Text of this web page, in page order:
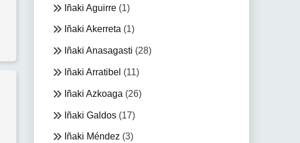
Iñaki Aguirre(1)
Iñaki Akerreta(1)
Iñaki Anasagasti (28)
Iñaki Arratibel (11)
Iñaki Azkoaga (26)
Iñaki Galdos(17)
Iñaki Méndez(3)